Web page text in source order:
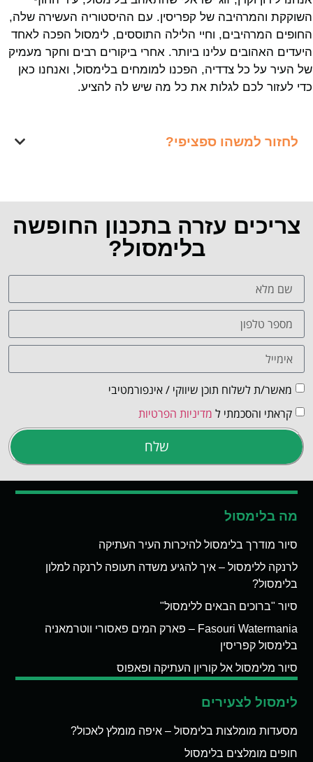
השוקקת והמרהיבה של קפריסין. עם ההיסטוריה העשירה שלה,
החופים המרהיבים, וחיי הלילה התוססים, לימסול הפכה לאחד
היעדים האהובים עלינו ביותר. אחרי ביקורים רבים וחקר מעמיק
של העיר על כל צדדיה, הפכנו למומחים בלימסול, ואנחנו כאן
כדי לעזור לכם לגלות את כל מה שיש לה להציע.
לחזור למשהו ספציפי?
צריכים עזרה בתכנון החופשה
בלימסול?
מאשר/ת לשלוח תוכן שיווקי / אינפורמטיבי
קראתי והסכמתי ל מדיניות הפרטיות
שלח
מה בלימסול
סיור מודרך בלימסול להיכרות העיר העתיקה
לרנקה ללימסול – איך להגיע משדה תעופה לרנקה למלון
בלימסול?
סיור "ברוכים הבאים ללימסול"
Fasouri Watermania – פארק המים פאסורי ווטרמאניה
בלימסול קפריסין
סיור מלימסול אל קוריון העתיקה ופאפוס
לימסול לצעירים
מסעדות מומלצות בלימסול – איפה מומלץ לאכול?
חופים מומלצים בלימסול